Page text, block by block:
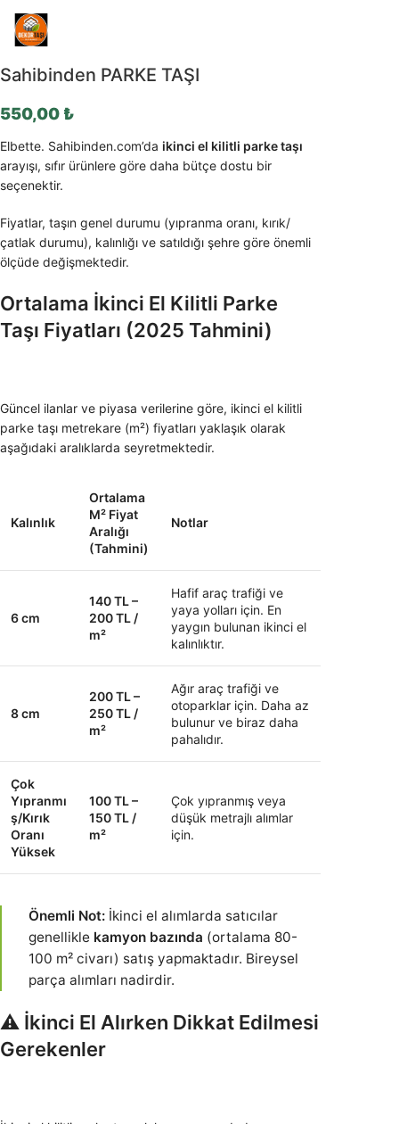
Sahibinden PARKE TAŞI
550,00 ₺
Elbette. Sahibinden.com’da ikinci el kilitli parke taşı
arayışı, sıfır ürünlere göre daha bütçe dostu bir
seçenektir.
Fiyatlar, taşın genel durumu (yıpranma oranı, kırık/
çatlak durumu), kalınlığı ve satıldığı şehre göre önemli
ölçüde değişmektedir.
Ortalama İkinci El Kilitli Parke
Taşı Fiyatları (2025 Tahmini)
Güncel ilanlar ve piyasa verilerine göre, ikinci el kilitli
parke taşı metrekare (m²) fiyatları yaklaşık olarak
aşağıdaki aralıklarda seyretmektedir.
Kalınlık
Ortalama
M² Fiyat
Aralığı
(Tahmini)
Notlar
6 cm
140 TL –
200 TL /
m²
Hafif araç trafiği ve
yaya yolları için. En
yaygın bulunan ikinci el
kalınlıktır.
8 cm
200 TL –
250 TL /
m²
Ağır araç trafiği ve
otoparklar için. Daha az
bulunur ve biraz daha
pahalıdır.
Çok
Yıpranmı
ş/Kırık
Oranı
Yüksek
100 TL –
150 TL /
m²
Çok yıpranmış veya
düşük metrajlı alımlar
için.
Önemli Not: İkinci el alımlarda satıcılar
genellikle kamyon bazında (ortalama 80-
100 m² civarı) satış yapmaktadır. Bireysel
parça alımları nadirdir.
⚠️ İkinci El Alırken Dikkat Edilmesi
Gerekenler